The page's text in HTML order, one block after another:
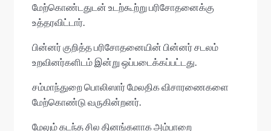
மேற்கொண்டதுடன் உடற்கூற்று பரிசோதனைக்கு
உத்தரவிட்டார்.
பின்னர் குறித்த பரிசோதனையின் பின்னர் சடலம்
உறவினர்களிடம் இன்று ஒப்படைக்கப்பட்டது.
சம்மாந்துறை பொலிஸார் மேலதிக விசாரணைகளை
மேற்கொண்டு வருகின்றனர்.
மேலும் கடந்த சில தினங்களாக அம்பாறை